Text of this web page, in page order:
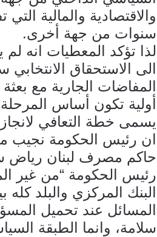
والاقتصادية والمالية
سنوات من جهة أخرى.
لذا تؤكد المعطيات انه لم
الى الاستحقاق
المفاضات الجارية مع
أولية تكون أساس
يسمى خطة التعافي
ان رئيس الحكومة نجيب
حاكم مصرف لبنان رياض
رئيس الحكومة “من غير
البنك المركزي والبلد
المسائل عند تحميل
سلامة، وانما الطبقة